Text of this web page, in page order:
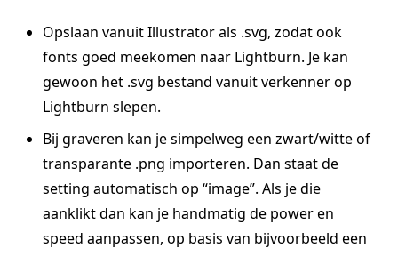
Opslaan vanuit Illustrator als .svg, zodat ook
fonts goed meekomen naar Lightburn. Je kan
gewoon het .svg bestand vanuit verkenner op
Lightburn slepen.
Bij graveren kan je simpelweg een zwart/witte of
transparante .png importeren. Dan staat de
setting automatisch op “image”. Als je die
aanklikt dan kan je handmatig de power en
speed aanpassen, op basis van bijvoorbeeld een